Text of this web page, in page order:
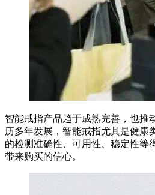
智能戒指产品趋于成熟完善，也推
历多年发展，智能戒指尤其是健康
的检测准确性、可用性、稳定性等
带来购买的信心。